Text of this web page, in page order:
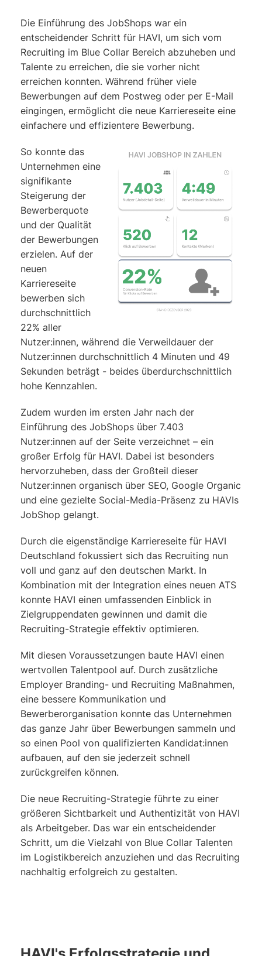
Die Einführung des JobShops war ein
entscheidender Schritt für HAVI, um sich vom
Recruiting im Blue Collar Bereich abzuheben und
Talente zu erreichen, die sie vorher nicht
erreichen konnten. Während früher viele
Bewerbungen auf dem Postweg oder per E-Mail
eingingen, ermöglicht die neue Karriereseite eine
einfachere und effizientere Bewerbung.
So konnte das
Unternehmen eine
signifikante
Steigerung der
Bewerberquote
und der Qualität
der Bewerbungen
erzielen. Auf der
neuen
Karriereseite
bewerben sich
durchschnittlich
22% aller
Nutzer:innen, während die Verweildauer der
Nutzer:innen durchschnittlich 4 Minuten und 49
Sekunden beträgt - beides überdurchschnittlich
hohe Kennzahlen.
Zudem wurden im ersten Jahr nach der
Einführung des JobShops über 7.403
Nutzer:innen auf der Seite verzeichnet – ein
großer Erfolg für HAVI. Dabei ist besonders
hervorzuheben, dass der Großteil dieser
Nutzer:innen organisch über SEO, Google Organic
und eine gezielte Social-Media-Präsenz zu HAVIs
JobShop gelangt.
Durch die eigenständige Karriereseite für HAVI
Deutschland fokussiert sich das Recruiting nun
voll und ganz auf den deutschen Markt. In
Kombination mit der Integration eines neuen ATS
konnte HAVI einen umfassenden Einblick in
Zielgruppendaten gewinnen und damit die
Recruiting-Strategie effektiv optimieren.
Mit diesen Voraussetzungen baute HAVI einen
wertvollen Talentpool auf. Durch zusätzliche
Employer Branding- und Recruiting Maßnahmen,
eine bessere Kommunikation und
Bewerberorganisation konnte das Unternehmen
das ganze Jahr über Bewerbungen sammeln und
so einen Pool von qualifizierten Kandidat:innen
aufbauen, auf den sie jederzeit schnell
zurückgreifen können.
Die neue Recruiting-Strategie führte zu einer
größeren Sichtbarkeit und Authentizität von HAVI
als Arbeitgeber. Das war ein entscheidender
Schritt, um die Vielzahl von Blue Collar Talenten
im Logistikbereich anzuziehen und das Recruiting
nachhaltig erfolgreich zu gestalten.